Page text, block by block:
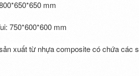
mm
750*600*600 mm
xuất từ nhựa composite có chứa các